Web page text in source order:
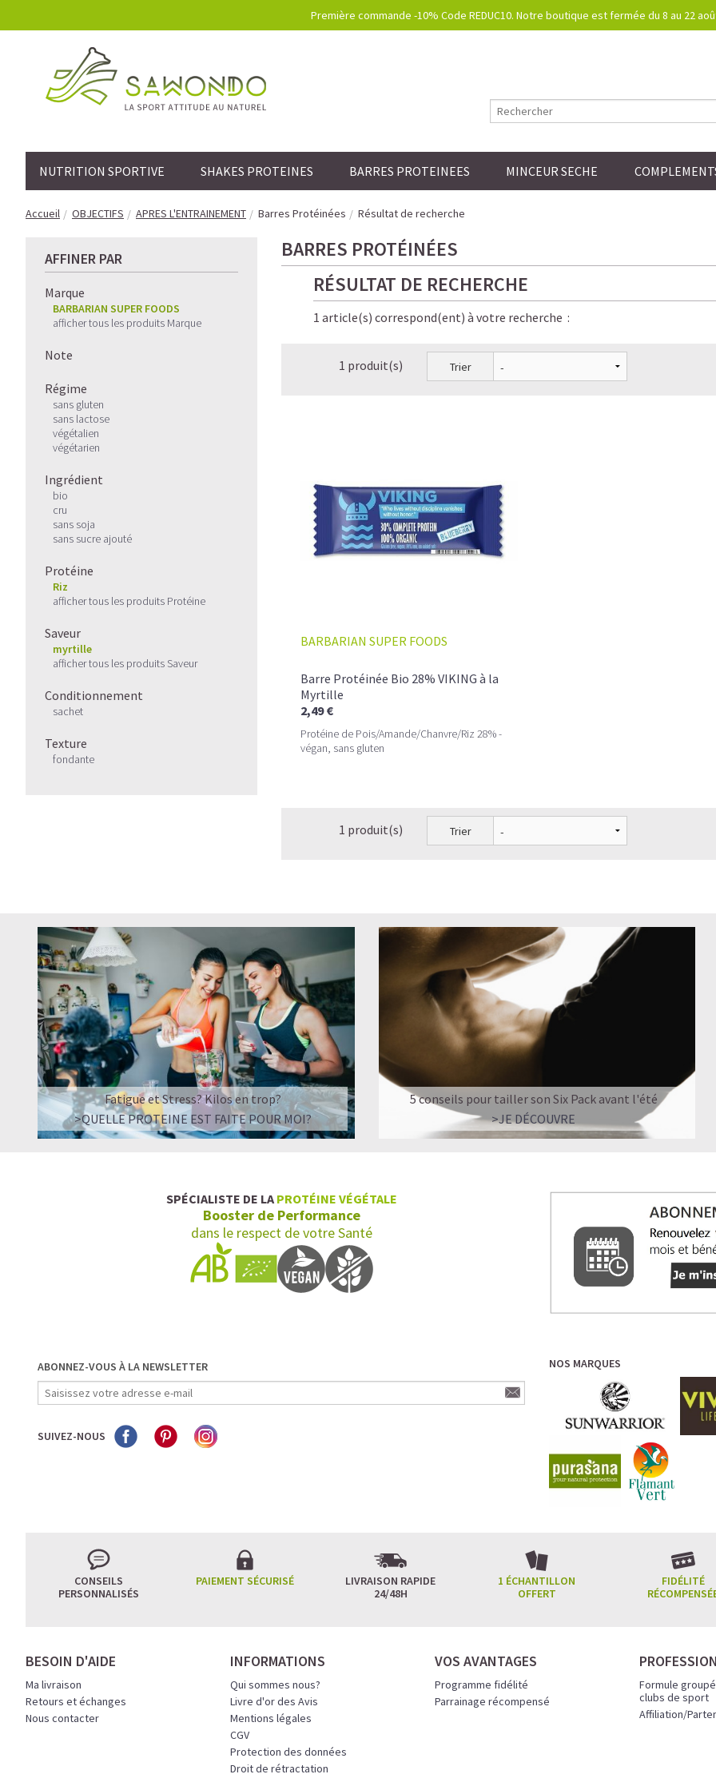
Première commande -10% Code REDUC10. Notre boutique est fermée du 8 au 22
NUTRITION SPORTIVE SHAKES PROTEINES BARRES PROTEINEES MINCEUR SECHE
Accueil OBJECTIFS APRES L'ENTRAINEMENT Barres Protéinées Résultat de recherche
AFFINER PAR
Marque
BARBARIAN SUPER FOODS
afficher tous les produits Marque
Note
Régime
sans gluten
sans lactose
végétalien
végétarien
Ingrédient
bio
cru
sans soja
sans sucre ajouté
Protéine
Riz
afficher tous les produits Protéine
Saveur
myrtille
afficher tous les produits Saveur
Conditionnement
sachet
Texture
fondante
BARRES PROTÉINÉES
RÉSULTAT DE RECHERCHE
1 article(s) correspond(ent) à votre recherche :
1 produit(s) Trier
BARBARIAN SUPER FOODS
Barre Protéinée Bio 28% VIKING à la
Myrtille
2,49 €
Protéine de Pois/Amande/Chanvre/Riz 28% -
végan, sans gluten
1 produit(s) Trier
Fatigue et Stress? Kilos en trop?
>QUELLE PROTEINE EST FAITE POUR MOI?
5 conseils pour tailler son Six Pack avant l'été
>JE DÉCOUVRE
SPÉCIALISTE DE LA PROTÉINE VÉGÉTALE
Booster de Performance
dans le respect de votre Santé
ABONNEZ-VOUS À LA NEWSLETTER
SUIVEZ-NOUS
NOS MARQUES
CONSEILS
PERSONNALISÉS
PAIEMENT SÉCURISÉ
LIVRAISON RAPIDE
24/48H
1 ÉCHANTILLON
OFFERT
FIDÉLITÉ
BESOIN D'AIDE
Ma livraison
Retours et échanges
Nous contacter
INFORMATIONS
Qui sommes nous?
Livre d'or des Avis
Mentions légales
CGV
Protection des données
Droit de rétractation
VOS AVANTAGES
Programme fidélité
Parrainage récompensé
Formule
clubs de sport
Affiliation/